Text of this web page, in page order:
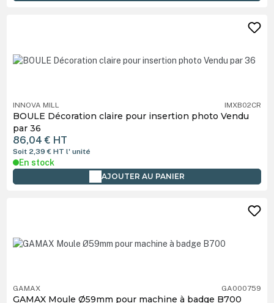
INNOVA MILL IMXB02CR
BOULE Décoration claire pour insertion photo Vendu
par 36
86,04 € HT
Soit 2,39 €HTl' unité
En stock
AJOUTER AU PANIER
GAMAX GA000759
GAMAX Moule Ø59mm pour machine à badge B700